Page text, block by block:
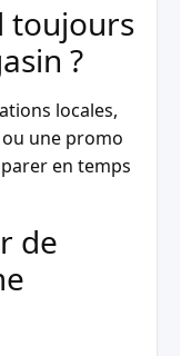
toujours
?
locales,
une promo
en temps
de